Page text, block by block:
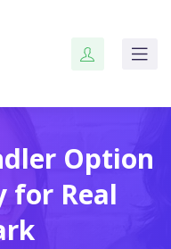
Option
for Real